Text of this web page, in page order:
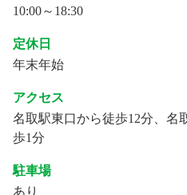
10:00～18:30
定休日
年末年始
アクセス
名取駅東口から徒歩12分、名
歩1分
駐車場
あり